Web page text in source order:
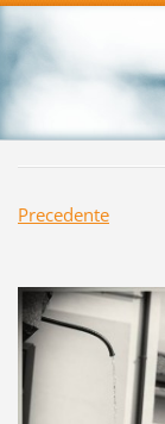
Precedente